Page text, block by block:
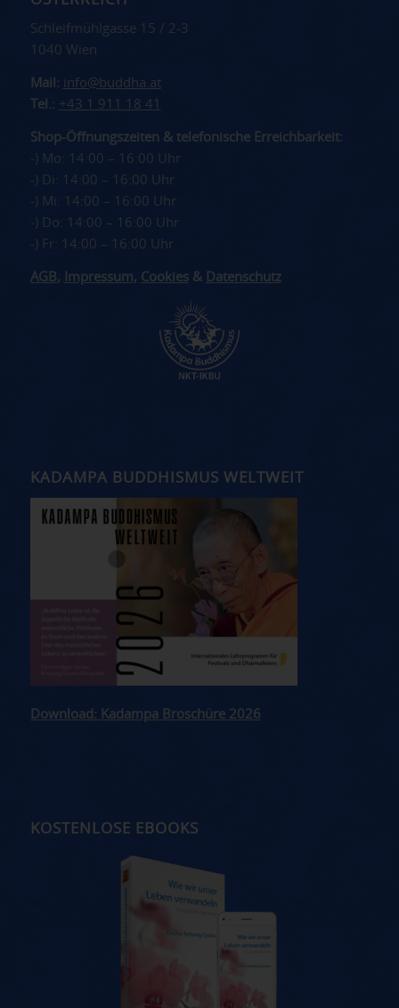
Schleifmühlgasse 15 / 2-3
1040 Wien
Mail: info@buddha.at
Tel.: +43 1 911 18 41
Shop-Öffnungszeiten & telefonische Erreichbarkeit:
-) Mo: 14:00 – 16:00 Uhr
-) Di: 14:00 – 16:00 Uhr
-) Mi: 14:00 – 16:00 Uhr
-) Do: 14:00 – 16:00 Uhr
-) Fr: 14:00 – 16:00 Uhr
AGB , Impressum, Cookies& Datenschutz
KADAMPA BUDDHISMUS WELTWEIT
Download: Kadampa Broschüre 2026
KOSTENLOSE EBOOKS